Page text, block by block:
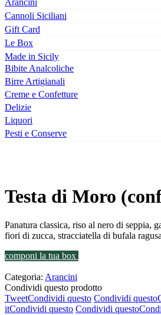
Testa di Moro
Panatura classica, riso al nero di seppia,
fiori di zucca, stracciatella di bufala
componi la tua box
Categoria: Arancini
Condividi questo prodotto
TweetCondividi questo Condividi questo
itCondividi questo Condividi questo
Arancini
Cannoli Siciliani
Gift Card
Le Box
Made in Sicily
Bibite Analcoliche
Birre Artigianali
Creme e Confetture
Delizie
Liquori
Pesti e Conserve